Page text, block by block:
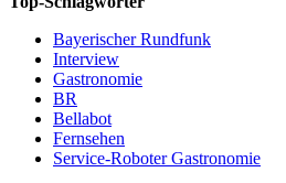
Bayerischer Rundfunk
Interview
Gastronomie
BR
Bellabot
Fernsehen
Service-Roboter Gastronomie